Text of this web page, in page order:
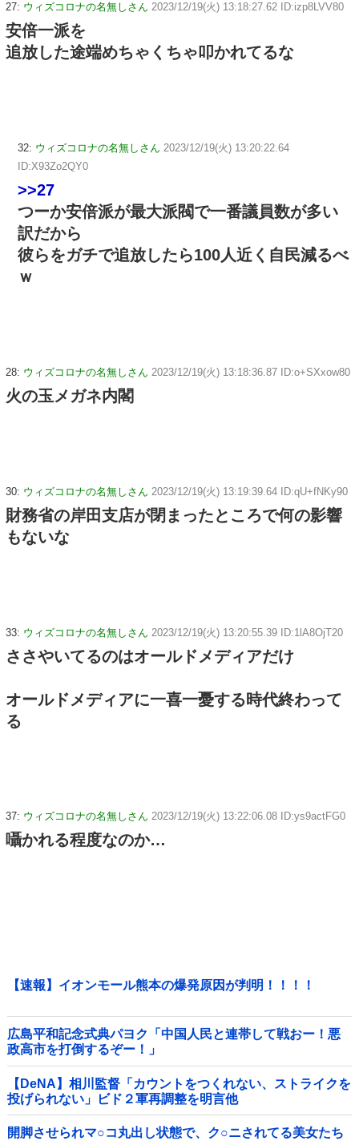
27: ウィズコロナの名無しさん 2023/12/19(火) 13:18:27.62 ID:izp8LVV80
安倍一派を
追放した途端めちゃくちゃ叩かれてるな
32: ウィズコロナの名無しさん 2023/12/19(火) 13:20:22.64
ID:X93Zo2QY0
>>27
つーか安倍派が最大派閥で一番議員数が多い
訳だから
彼らをガチで追放したら100人近く自民減るべ
ｗ
28: ウィズコロナの名無しさん 2023/12/19(火) 13:18:36.87 ID:o+SXxow80
火の玉メガネ内閣
30: ウィズコロナの名無しさん 2023/12/19(火) 13:19:39.64 ID:qU+fNKy90
財務省の岸田支店が閉まったところで何の影響
もないな
33: ウィズコロナの名無しさん 2023/12/19(火) 13:20:55.39 ID:1lA8OjT20
ささやいてるのはオールドメディアだけ
オールドメディアに一喜一憂する時代終わって
る
37: ウィズコロナの名無しさん 2023/12/19(火) 13:22:06.08 ID:ys9actFG0
囁かれる程度なのか…
【速報】イオンモール熊本の爆発原因が判明！！！！
広島平和記念式典パヨク「中国人民と連帯して戦おー！悪
政高市を打倒するぞー！」
【DeNA】相川監督「カウントをつくれない、ストライクを
投げられない」ビド２軍再調整を明言他
開脚させられマ○コ丸出し状態で、ク○ニされてる美女たち